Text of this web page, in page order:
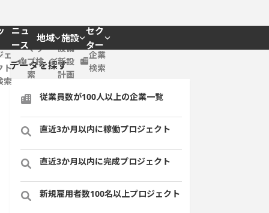
ニュ
ース
地域 施設
セク
ター
ェ
ト
索
マッ
プ検
索
設備
新設
計画
企業
検索
データを探す
従業員数が100人以上の企業一覧
直近3か月以内に稼働プロジェクト
直近3か月以内に完成プロジェクト
新規雇用者数100名以上プロジェクト